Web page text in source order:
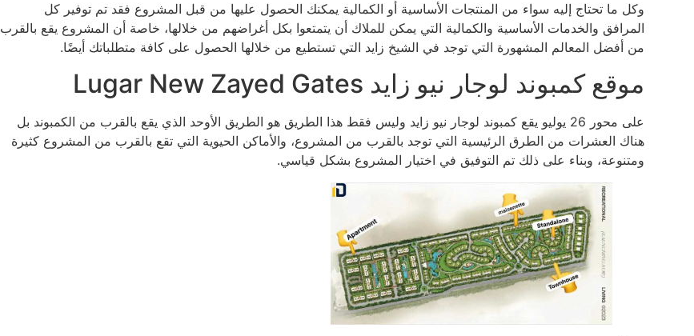
وكل ما تحتاج إليه سواء من المنتجات الأساسية أو الكمالية يمكنك الحصول عليها من قبل المشروع فقد تم توفير كل
المرافق والخدمات الأساسية والكمالية التي يمكن للملاك أن يتمتعوا بكل أغراضهم من خلالها، خاصة أن المشروع يقع بالقرب
من أفضل المعالم المشهورة التي توجد في الشيخ زايد التي تستطيع من خلالها الحصول على كافة متطلباتك أيضًا.
موقع كمبوند لوجار نيو زايد Lugar New Zayed Gates
على محور 26 يوليو يقع كمبوند لوجار نيو زايد وليس فقط هذا الطريق هو الطريق الأوحد الذي يقع بالقرب من الكمبوند بل
هناك العشرات من الطرق الرئيسية التي توجد بالقرب من المشروع، والأماكن الحيوية التي تقع بالقرب من المشروع كثيرة
ومتنوعة، وبناء على ذلك تم التوفيق في اختيار المشروع بشكل قياسي.